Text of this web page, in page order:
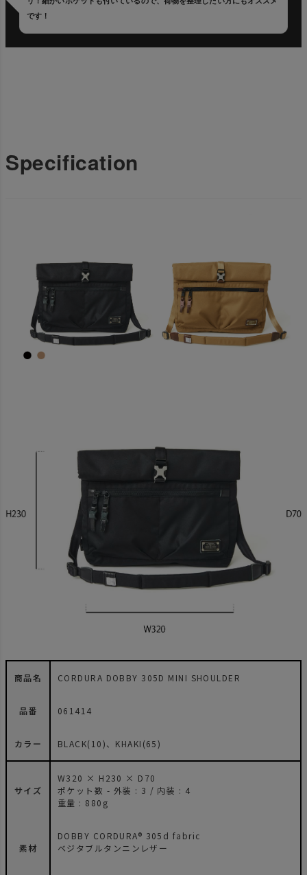
です！
Specification
商品名 CORDURA DOBBY 305D MINI SHOULDER
品番 061414
カラー BLACK(10)、KHAKI(65)
サイズ
W320 × H230 × D70
ポケット数 - 外装 : 3 / 内装 : 4
重量 : 880g
素材
DOBBY CORDURA® 305d fabric
ベジタブルタンニンレザー